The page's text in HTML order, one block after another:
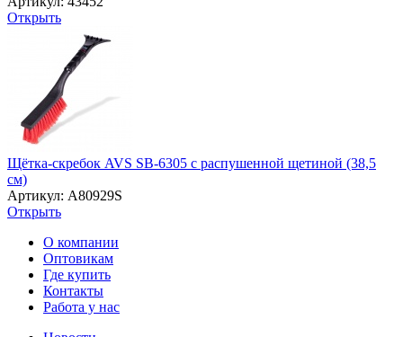
Открыть
Щётка-скребок AVS SB-6305 с распушенной щетиной (38,5
см)
Артикул: A80929S
Открыть
О компании
Оптовикам
Где купить
Контакты
Работа у нас